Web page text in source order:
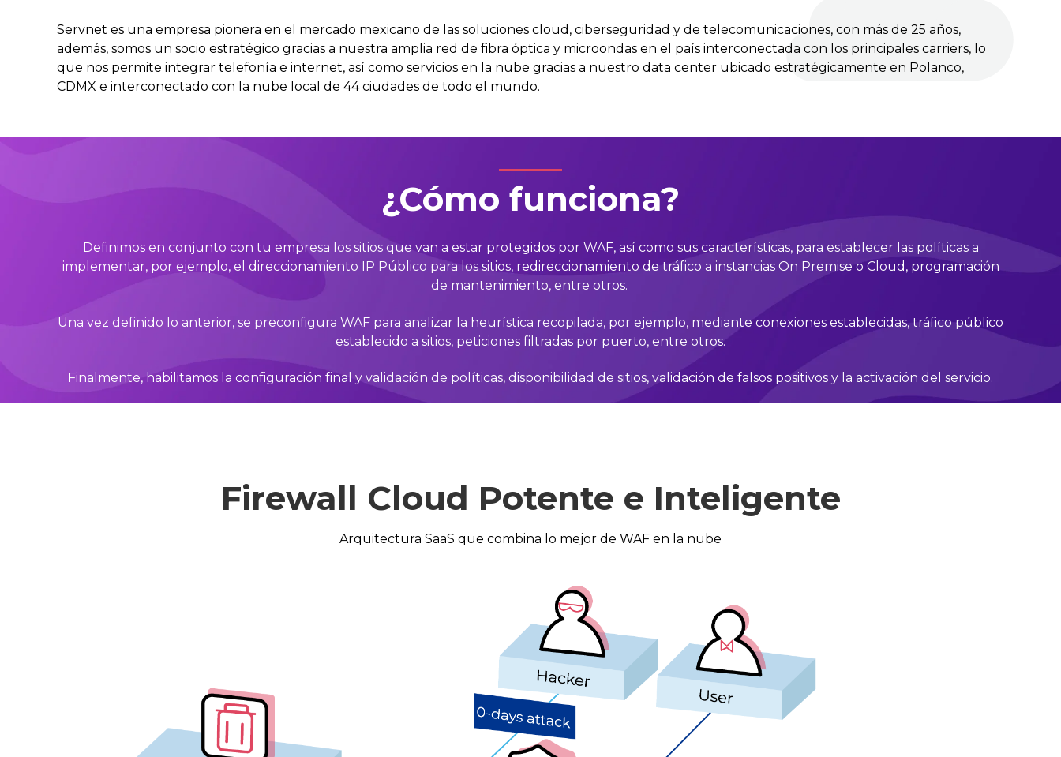
Servnet es una empresa pionera en el mercado mexicano de las soluciones cloud, ciberseguridad y de telecomunicaciones, con más de 25 años,
además, somos un socio estratégico gracias a nuestra amplia red de fibra óptica y microondas en el país interconectada con los principales carriers, lo
que nos permite integrar telefonía e internet, así como servicios en la nube gracias a nuestro data center ubicado estratégicamente en Polanco,
CDMX e interconectado con la nube local de 44 ciudades de todo el mundo.
¿Cómo funciona?
Definimos en conjunto con tu empresa los sitios que van a estar protegidos por WAF, así como sus características, para establecer las políticas a
implementar, por ejemplo, el direccionamiento IP Público para los sitios, redireccionamiento de tráfico a instancias On Premise o Cloud, programación
de mantenimiento, entre otros.
Una vez definido lo anterior, se preconfigura WAF para analizar la heurística recopilada, por ejemplo, mediante conexiones establecidas, tráfico público
establecido a sitios, peticiones filtradas por puerto, entre otros.
Finalmente, habilitamos la configuración final y validación de políticas, disponibilidad de sitios, validación de falsos positivos y la activación del servicio.
Firewall Cloud Potente e Inteligente
Arquitectura SaaS que combina lo mejor de WAF en la nube